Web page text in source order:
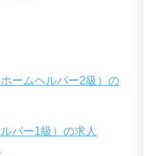
ームヘルパー2級）の
パー1級）の求人